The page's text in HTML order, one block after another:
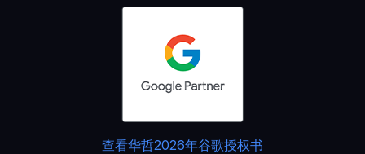
查看华哲2026年谷歌授权书